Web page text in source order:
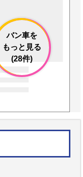
バン車を
もっと見る
(28件)